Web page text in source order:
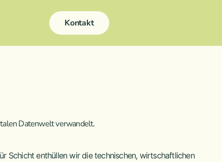
Kontakt
Datenwelt verwandelt.
Schicht enthüllen wir die technischen, wirtschaftlichen